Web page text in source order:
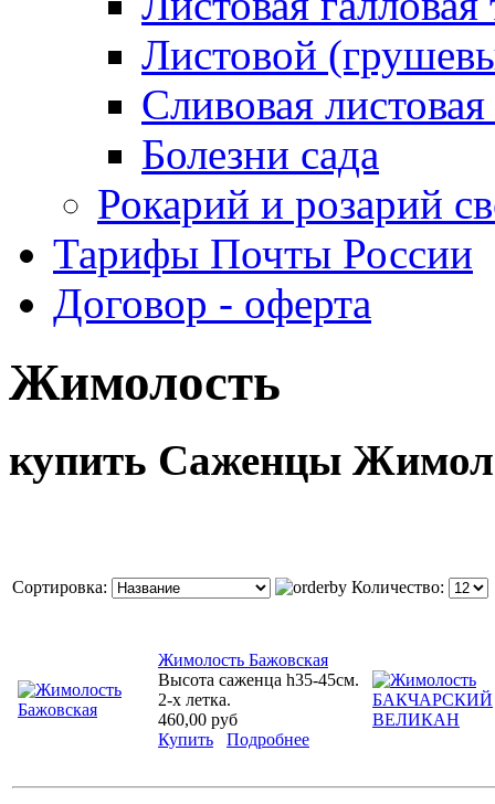
Листовой
Сливовая
Болезни сада
Рокарий и розарий
Тарифы Почты России
Договор - оферта
Жимолость
купить Саженцы
Сортировка: Количество:
Жимолость Бажовская
Высота саженца h35-45см.
2-х летка.
460,00 руб
Купить
Подробнее